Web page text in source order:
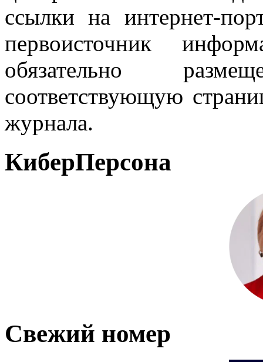
ссылки на интернет-
первоисточник
обязательно
соответствующую
журнала.
КиберПерсона
Свежий номер